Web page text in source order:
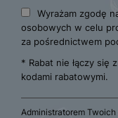
Wyrażam zgodę
osobowych w celu
za pośrednictwem
* Rabat nie łączy się
kodami rabatowymi.
Administratorem